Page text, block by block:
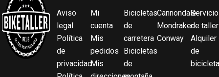
Aviso
legal
Política
de
privacidad
Mi
cuenta
Mis
pedidos
Mis
Bicicletas
de
carretera
Bicicletas
de
Cannondale
Mondraker
Conway
Servicio
de taller
Alquiler
de